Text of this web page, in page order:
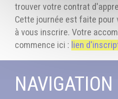
trouver votre contrat
Cette journée est faite pour
à vous inscrire. Votre
commence ici : lien
NAVIGATION